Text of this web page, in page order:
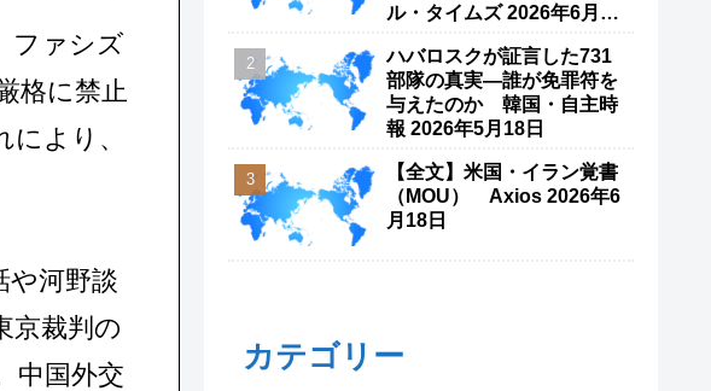
ファシズ
格に禁止
より、
や河野談
京裁判の
中国外交
ル・タイムズ 2026年6月8
ハバロスクが証言した731
部隊の真実―誰が免罪符を
与えたのか 韓国・自主時
報 2026年5月18日
【全文】米国・イラン覚書
（MOU） Axios 2026年6
月18日
カテゴリー